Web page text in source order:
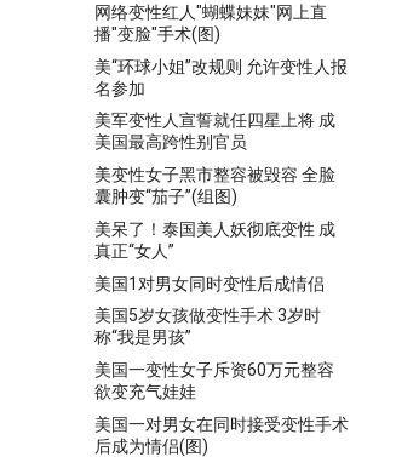
网络变性红人"蝴蝶妹妹"网上直
播"变脸"手术(图)
美“环球小姐”改规则 允许变性人报
名参加
美军变性人宣誓就任四星上将 成
美国最高跨性别官员
美变性女子黑市整容被毁容 全脸
囊肿变“茄子”(组图)
美呆了！泰国美人妖彻底变性 成
真正“女人”
美国1对男女同时变性后成情侣
美国5岁女孩做变性手术 3岁时
称“我是男孩”
美国一变性女子斥资60万元整容
欲变充气娃娃
美国一对男女在同时接受变性手术
后成为情侣(图)